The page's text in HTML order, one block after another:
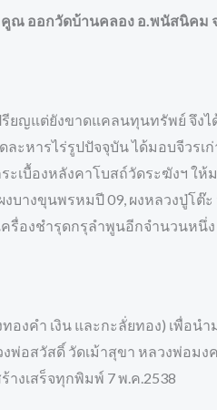
ออกวัดบ้านคลอง อ.พนัสนิคม
ยญแต่ยังขาดแคลนทุนทรัพย์ จึง
ะหารไร่รูปปัจจุบัน ได้มอบจีวรเ
บื้องหลังคาโบสถ์วัดระฆังฯ ให้
างขุนพรหมปี 09, ผงหลวงปู่โต๊
เครื่องชำรุดกรุลำพูนอีกจำนวนหนึ่ง
งคำ เงิน และกะลั่ยทอง) เพื่อน
อสวัสดิ์ วัดเม้าสุขา หลวงพ่อมง
งเสร็จทุกพิมพ์ 7 พ.ค.2538